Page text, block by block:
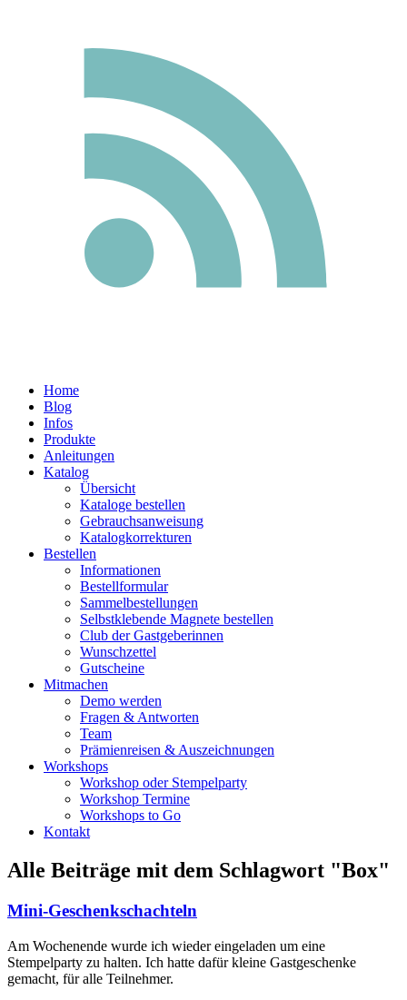
Home
Blog
Infos
Produkte
Anleitungen
Katalog
Übersicht
Kataloge bestellen
Gebrauchsanweisung
Katalogkorrekturen
Bestellen
Informationen
Bestellformular
Sammelbestellungen
Selbstklebende Magnete bestellen
Club der Gastgeberinnen
Wunschzettel
Gutscheine
Mitmachen
Demo werden
Fragen & Antworten
Team
Prämienreisen & Auszeichnungen
Workshops
Workshop oder Stempelparty
Workshop Termine
Workshops to Go
Kontakt
Alle Beiträge mit dem Schlagwort "Box"
Mini-Geschenkschachteln
Am Wochenende wurde ich wieder eingeladen um eine
Stempelparty zu halten. Ich hatte dafür kleine Gastgeschenke
gemacht, für alle Teilnehmer.